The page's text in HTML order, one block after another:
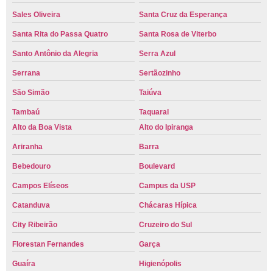
Sales Oliveira Santa Cruz da Esperança
Santa Rita do Passa Quatro Santa Rosa de Viterbo
Santo Antônio da Alegria Serra Azul
Serrana Sertãozinho
São Simão Taiúva
Tambaú
Taquaral
Alto da Boa Vista
Alto do Ipiranga
Ariranha Barra
Bebedouro Boulevard
Campos Elíseos Campus da USP
Catanduva Chácaras Hípica
City Ribeirão Cruzeiro do Sul
Florestan Fernandes Garça
Guaíra Higienópolis